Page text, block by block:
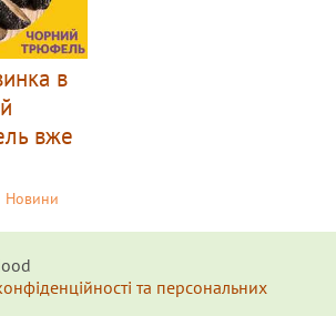
в
вже
Новини
та персональних